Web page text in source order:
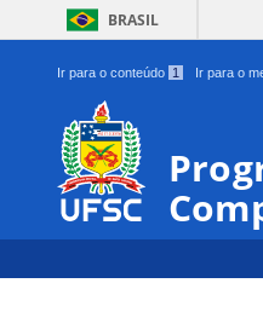
BRASIL
Ir para o conteúdo 1 Ir para o